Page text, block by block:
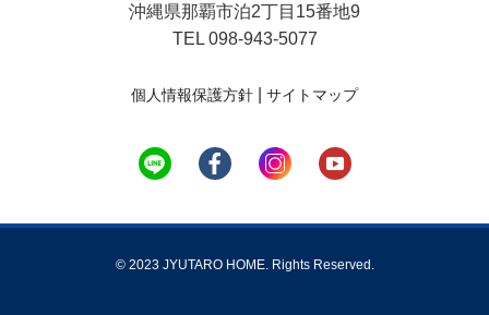
沖縄県那覇市泊2丁目15番地9
TEL 098-943-5077
個人情報保護方針 サイトマップ
© 2023 JYUTARO HOME. Rights Reserved.